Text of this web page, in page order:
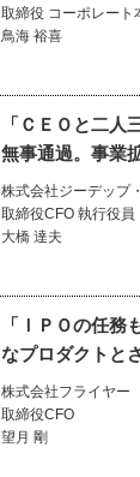
取締役 コーポレート
鳥海 裕喜
「ＣＥＯと二人
無事通過。事業
株式会社ジーデップ
取締役CFO 執行役員
大橋 達夫
「ＩＰＯの任務
なプロダクトと
株式会社フライヤー
取締役CFO
望月 剛